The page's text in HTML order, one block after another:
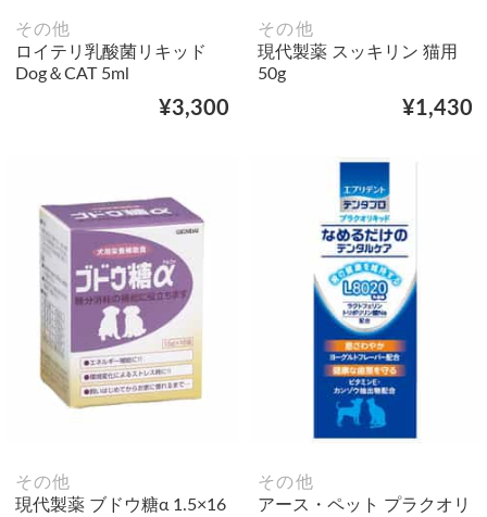
その他
ロイテリ乳酸菌リキッド
Dog＆CAT 5ml
¥3,300
その他
現代製薬 スッキリン 猫用
50g
¥1,430
その他
現代製薬 ブドウ糖α 1.5×16
その他
アース・ペット プラクオリ